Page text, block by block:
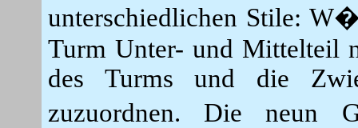
unterschiedlichen Stile:
Turm Unter- und Mittelteil
des Turms und die
zuzuordnen. Die neun